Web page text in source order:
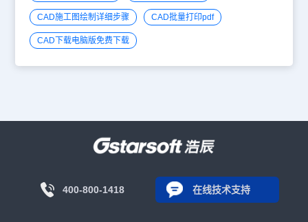
CAD施工图绘制详细步骤 CAD批量打印pdf
CAD下载电脑版免费下载
400-800-1418 在线技术支持